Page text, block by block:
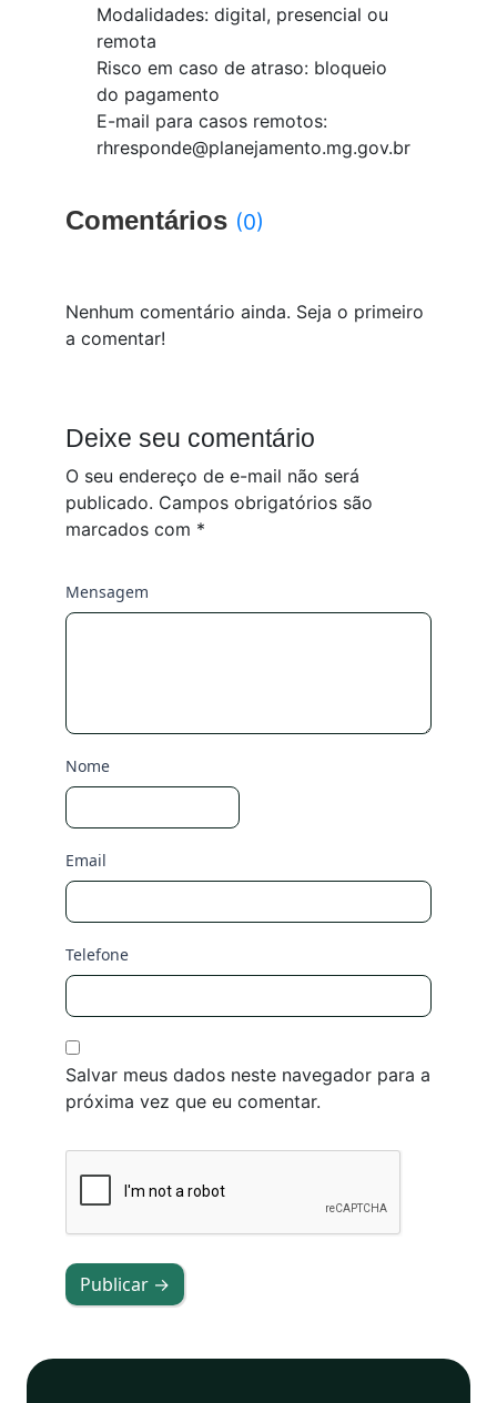
Modalidades: digital, presencial ou
remota
Risco em caso de atraso: bloqueio
do pagamento
E-mail para casos remotos:
rhresponde@planejamento.mg.gov.br
Comentários (0)
Nenhum comentário ainda. Seja o primeiro
a comentar!
Deixe seu comentário
O seu endereço de e-mail não será
publicado. Campos obrigatórios são
marcados com *
Mensagem
Nome
Email
Telefone
Salvar meus dados neste navegador para a
próxima vez que eu comentar.
Publicar →